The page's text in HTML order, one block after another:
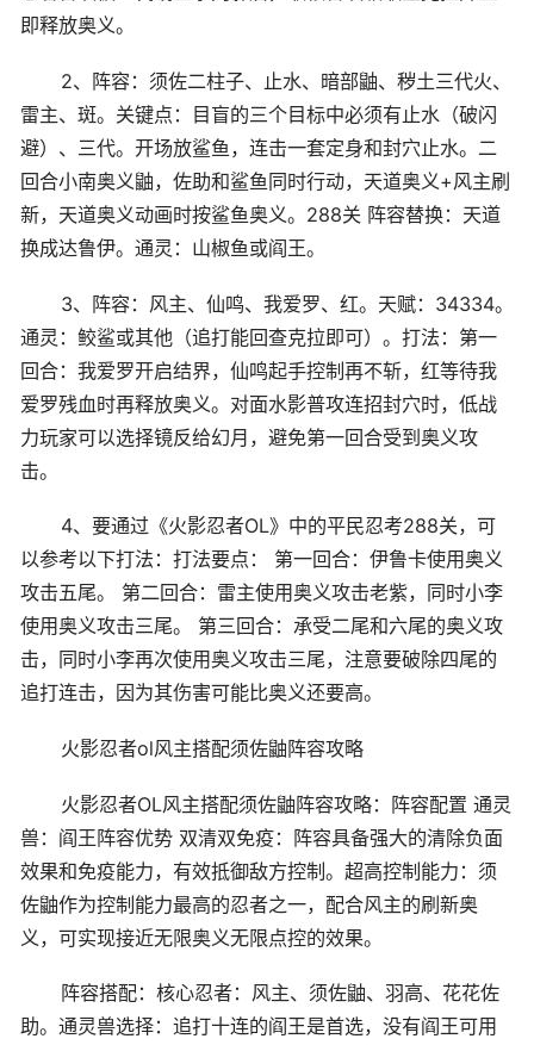
即释放奥义。
2、阵容：须佐二柱子、止水、暗部鼬、秽土三代火、
雷主、斑。关键点：目盲的三个目标中必须有止水（破闪
避）、三代。开场放鲨鱼，连击一套定身和封穴止水。二
回合小南奥义鼬，佐助和鲨鱼同时行动，天道奥义+风主刷
新，天道奥义动画时按鲨鱼奥义。288关 阵容替换：天道
换成达鲁伊。通灵：山椒鱼或阎王。
3、阵容：风主、仙鸣、我爱罗、红。天赋：34334。
通灵：鲛鲨或其他（追打能回查克拉即可）。打法：第一
回合：我爱罗开启结界，仙鸣起手控制再不斩，红等待我
爱罗残血时再释放奥义。对面水影普攻连招封穴时，低战
力玩家可以选择镜反给幻月，避免第一回合受到奥义攻
击。
4、要通过《火影忍者OL》中的平民忍考288关，可
以参考以下打法：打法要点： 第一回合：伊鲁卡使用奥义
攻击五尾。 第二回合：雷主使用奥义攻击老紫，同时小李
使用奥义攻击三尾。 第三回合：承受二尾和六尾的奥义攻
击，同时小李再次使用奥义攻击三尾，注意要破除四尾的
追打连击，因为其伤害可能比奥义还要高。
火影忍者ol风主搭配须佐鼬阵容攻略
火影忍者OL风主搭配须佐鼬阵容攻略：阵容配置 通灵
兽：阎王阵容优势 双清双免疫：阵容具备强大的清除负面
效果和免疫能力，有效抵御敌方控制。超高控制能力：须
佐鼬作为控制能力最高的忍者之一，配合风主的刷新奥
义，可实现接近无限奥义无限点控的效果。
阵容搭配：核心忍者：风主、须佐鼬、羽高、花花佐
助。通灵兽选择：追打十连的阎王是首选，没有阎王可用